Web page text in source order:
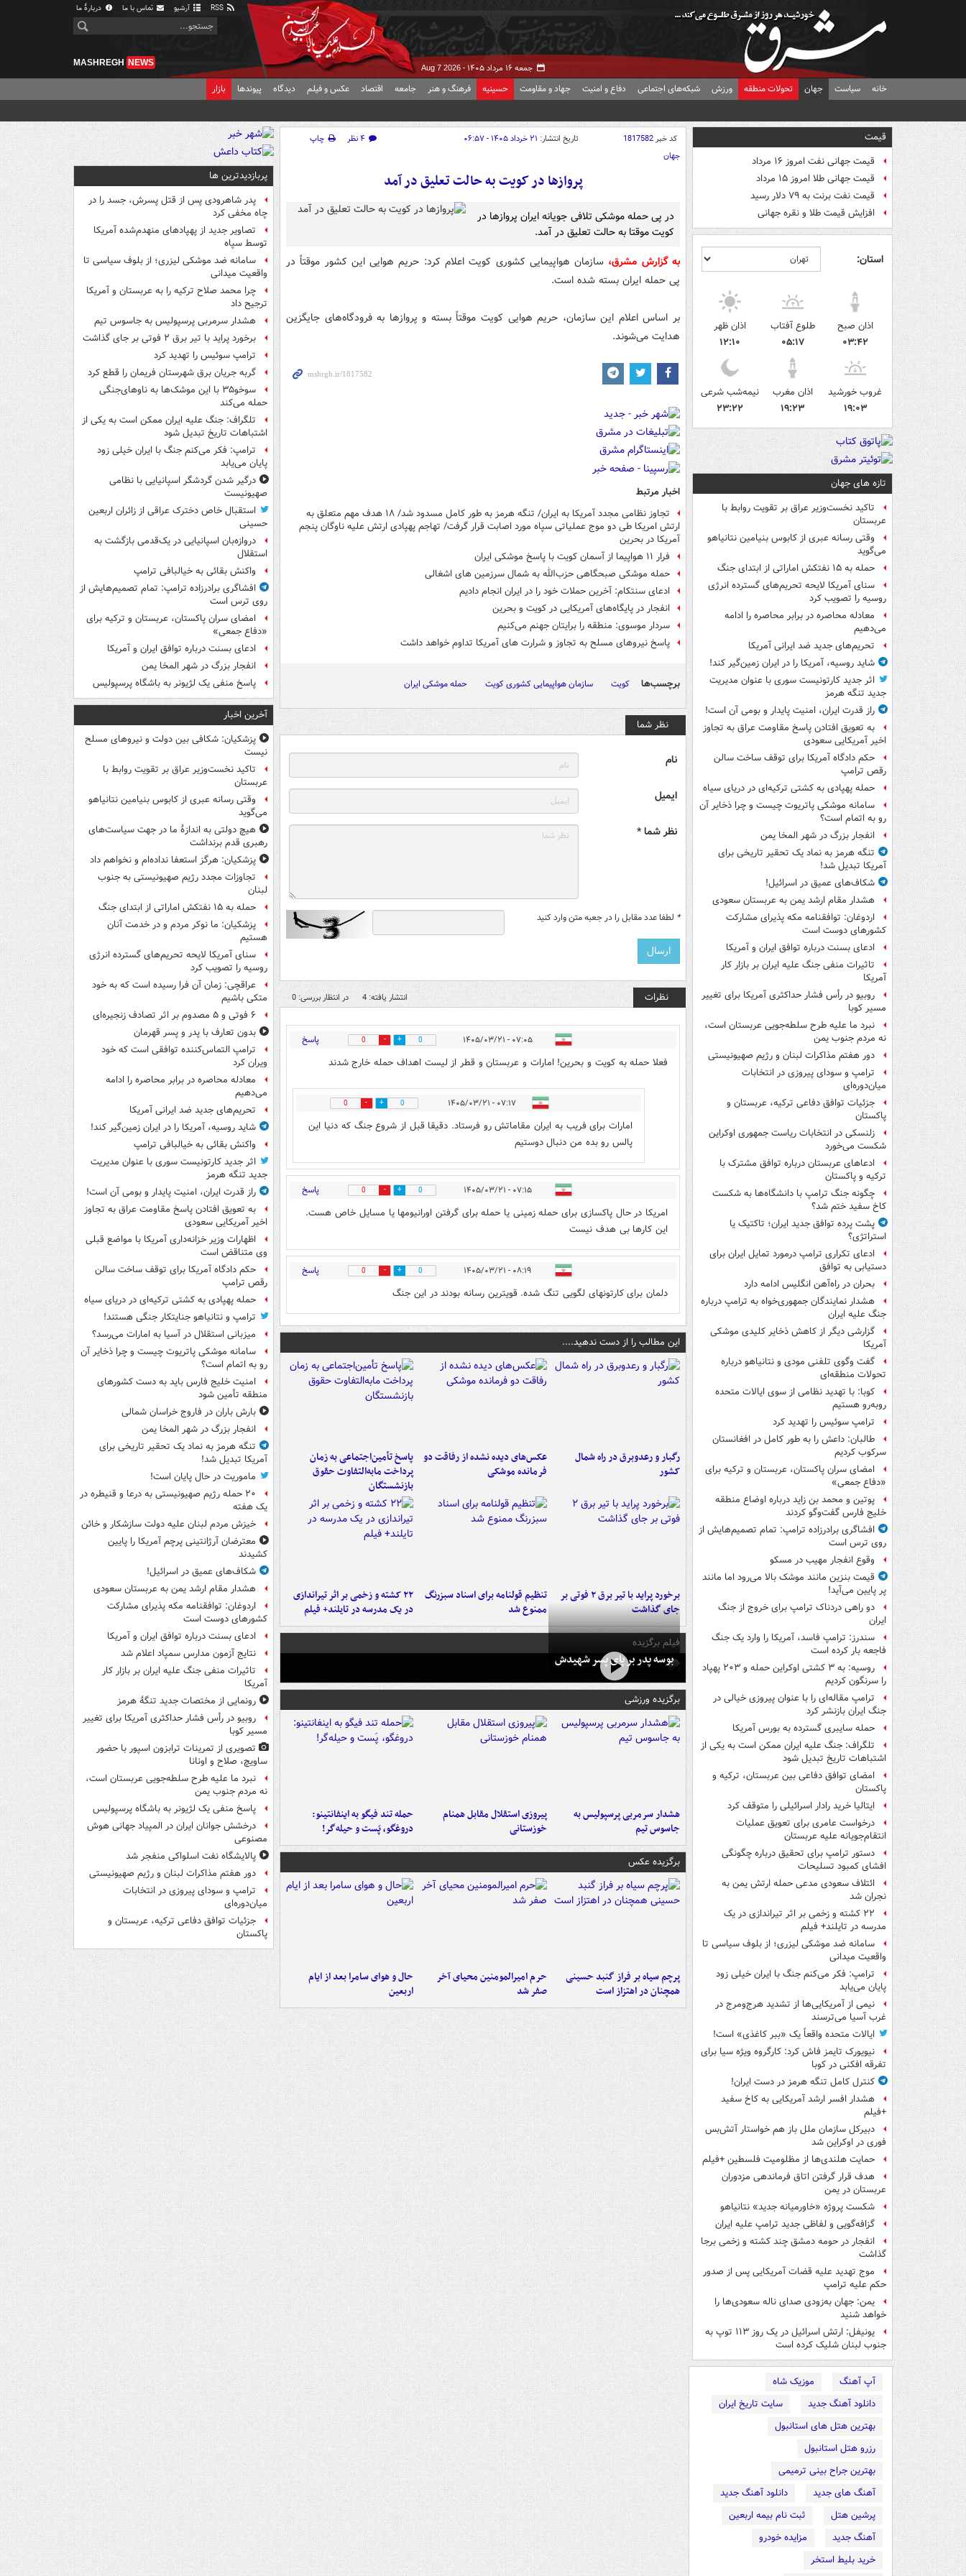
آرشیو تماس با ما دربارهٔ ما
جمعه ۱۶ مرداد ۱۴۰۵ - Aug 7 2026
MASHREGH NEWS
خانه سیاست جهان تحولات منطقه ورزش شبکه‌های اجتماعی دفاع و امنیت جهاد و مقاومت حسینیه فرهنگ و هنر جامعه اقتصاد عکس و فیلم دیدگاه پیوندها بازار
قیمت
قیمت جهانی نفت امروز ۱۶ مرداد
قیمت جهانی طلا امروز ۱۵ مرداد
قیمت نفت برنت به ۷۹ دلار رسید
افزایش قیمت طلا و نقره جهانی
استان:
اذان صبح
۰۳:۴۲
طلوع آفتاب
۰۵:۱۷
اذان ظهر
۱۲:۱۰
غروب خورشید
۱۹:۰۳
اذان مغرب
۱۹:۲۳
نیمه‌شب شرعی
۲۳:۲۲
تازه های جهان
تاکید نخست‌وزیر عراق بر تقویت روابط با
عربستان
وقتی رسانه عبری از کابوس بنیامین نتانیاهو
می‌گوید
حمله به ۱۵ نفتکش‌ اماراتی از ابتدای جنگ
سنای آمریکا لایحه تحریم‌های گسترده انرژی
روسیه را تصویب کرد
معادله محاصره در برابر محاصره را ادامه
می‌دهیم
تحریم‌های جدید ضد ایرانی آمریکا
شاید روسیه، آمریکا را در ایران زمین‌گیر کند!
اثر جدید کارتونیست سوری با عنوان مدیریت
جدید تنگه هرمز
راز قدرت ایران، امنیت پایدار و بومی آن است!
به تعویق افتادن پاسخ مقاومت عراق به تجاوز
اخیر آمریکایی سعودی
حکم دادگاه آمریکا برای توقف ساخت سالن
رقص ترامپ
حمله پهپادی به کشتی ترکیه‌ای در دریای سیاه
سامانه موشکی پاتریوت چیست و چرا ذخایر آن
رو به اتمام است؟
انفجار بزرگ در شهر المخا یمن
تنگه هرمز به نماد یک تحقیر تاریخی برای
آمریکا تبدیل شد!
شکاف‌های عمیق در اسرائیل!
هشدار مقام ارشد یمن به عربستان سعودی
اردوغان: توافقنامه مکه پذیرای مشارکت
کشورهای دوست است
ادعای بسنت درباره توافق ایران و آمریکا
تاثیرات منفی جنگ علیه ایران بر بازار کار
آمریکا
روبیو در رأس فشار حداکثری آمریکا برای تغییر
مسیر کوبا
نبرد ما علیه طرح سلطه‌جویی عربستان است،
نه مردم جنوب یمن
دور هفتم مذاکرات لبنان و رژیم صهیونیستی
ترامپ و سودای پیروزی در انتخابات
میان‌دوره‌ای
جزئیات توافق دفاعی ترکیه، عربستان و
پاکستان
زلنسکی در انتخابات ریاست جمهوری اوکراین
شکست می‌خورد
ادعاهای عربستان درباره توافق مشترک با
ترکیه و پاکستان
چگونه جنگ ترامپ با دانشگاه‌ها به شکست
کاخ سفید ختم شد؟
پشت پرده توافق جدید ایران؛ تاکتیک یا
استراتژی؟
ادعای تکراری ترامپ درمورد تمایل ایران برای
دستیابی به توافق
بحران در راه‌آهن انگلیس ادامه دارد
هشدار نمایندگان جمهوری‌خواه به ترامپ درباره
جنگ علیه ایران
گزارشی دیگر از کاهش ذخایر کلیدی موشکی
آمریکا
گفت وگوی تلفنی مودی و نتانیاهو درباره
تحولات منطقه‌ای
کوبا: با تهدید نظامی از سوی ایالات متحده
روبه‌رو هستیم
ترامپ سوئیس را تهدید کرد
طالبان: داعش را به طور کامل در افغانستان
سرکوب کردیم
امضای سران پاکستان، عربستان و ترکیه برای
«دفاع جمعی»
پوتین و محمد بن زاید درباره اوضاع منطقه
خلیج فارس گفت‌وگو کردند
افشاگری برادرزاده ترامپ: تمام تصمیم‌هایش از
روی ترس است
وقوع انفجار مهیب در مسکو
قیمت بنزین مانند موشک بالا می‌رود اما مانند
پر پایین می‌آید!
دو راهی دردناک ترامپ برای خروج از جنگ
ایران
سندرز: ترامپ فاسد، آمریکا را وارد یک جنگ
فاجعه بار کرده است
روسیه: به ۳ کشتی اوکراین حمله و ۲۰۳ پهپاد
را سرنگون کردیم
ترامپ مقاله‌ای را با عنوان پیروزی خیالی در
جنگ ایران بازنشر کرد
حمله سایبری گسترده به بورس آمریکا
تلگراف: جنگ علیه ایران ممکن است به یکی از
اشتباهات تاریخ تبدیل شود
امضای توافق دفاعی بین عربستان، ترکیه و
پاکستان
ایتالیا خرید رادار اسرائیلی را متوقف کرد
درخواست عامری برای تعویق عملیات
انتقام‌جویانه علیه عربستان
دستور ترامپ برای تحقیق درباره چگونگی
افشای کمبود تسلیحات
ائتلاف سعودی مدعی حمله ارتش یمن به
نجران شد
۲۲ کشته و زخمی بر اثر تیراندازی در یک
مدرسه در تایلند+ فیلم
سامانه ضد موشکی لیزری؛ از بلوف سیاسی تا
واقعیت میدانی
ترامپ: فکر می‌کنم جنگ با ایران خیلی زود
پایان می‌یابد
نیمی از آمریکایی‌ها از تشدید هرج‌ومرج در
غرب آسیا می‌ترسند
ایالات متحده واقعاً یک «ببر کاغذی» است!
نیویورک تایمز فاش کرد: کارگروه ویژه سیا برای
تفرقه افکنی در کوبا
کنترل کامل تنگه هرمز در دست ایران!
هشدار افسر ارشد آمریکایی به کاخ سفید
+فیلم
دبیرکل سازمان ملل باز هم خواستار آتش‌بس
فوری در اوکراین شد
حمایت هلندی‌ها از مظلومیت فلسطین +فیلم
هدف قرار گرفتن اتاق‌ فرماندهی مزدوران
عربستان در یمن
شکست پروژه «خاورمیانه جدید» نتانیاهو
گزافه‌گویی و لفاظی جدید ترامپ علیه ایران
انفجار در حومه دمشق چند کشته و زخمی برجا
گذاشت
موج تهدید علیه قضات آمریکایی پس از صدور
حکم علیه ترامپ
یمن: جهان به‌زودی صدای ناله سعودی‌ها را
خواهد شنید
یونیفل: ارتش اسرائیل در یک روز ۱۱۳ توپ به
جنوب لبنان شلیک کرده است
آپ آهنگ
موزیک شاه
دانلود آهنگ جدید
سایت تاریخ ایران
بهترین هتل های استانبول
رزرو هتل استانبول
بهترین جراح بینی ترمیمی
آهنگ های جدید
دانلود آهنگ جدید
پرشین هتل
ثبت نام بیمه اربعین
آهنگ جدید
مزایده خودرو
خرید بلیط استخر
کد خبر1817582 تاریخ انتشار: ۲۱ خرداد ۱۴۰۵ - ۰۶:۵۷ ۴ نظر
چاپ
جهان
پروازها در کویت به حالت تعلیق در آمد
در پی حمله موشکی تلافی جویانه ایران پروازها در
کویت موقتا به حالت تعلیق در آمد.
به گزارش مشرق، سازمان هواپیمایی کشوری کویت اعلام کرد: حریم هوایی این کشور موقتاً در
پی حمله ایران بسته شده است.
بر اساس اعلام این سازمان، حریم هوایی کویت موقتاً بسته و پروازها به فرودگاه‌های جایگزین
هدایت می‌شوند.
اخبار مرتبط
تجاوز نظامی مجدد آمریکا به ایران/ تنگه هرمز به طور کامل مسدود شد/ ۱۸ هدف مهم متعلق به
ارتش امریکا طی دو موج عملیاتی سپاه مورد اصابت قرار گرفت/ تهاجم پهپادی ارتش علیه ناوگان پنجم
آمریکا در بحرین
فرار ۱۱ هواپیما از آسمان کویت با پاسخ موشکی ایران
حمله موشکی صبحگاهی حزب‌الله به شمال سرزمین های اشغالی
ادعای سنتکام: آخرین حملات خود را در ایران انجام دادیم
انفجار در پایگاه‌های آمریکایی در کویت و بحرین
سردار موسوی: منطقه را برایتان جهنم می‌کنیم
پاسخ نیروهای مسلح به تجاوز و شرارت های آمریکا تداوم خواهد داشت
برچسب‌ها کویت سازمان هواپیمایی کشوری کویت حمله موشکی ایران
نظر شما
نام
ایمیل
نظر شما *
* لطفا عدد مقابل را در جعبه متن وارد کنید
نظرات انتشار یافته: 4 در انتظار بررسی: 0
۰۷:۰۵ - ۱۴۰۵/۰۳/۲۱ 0
0 پاسخ
فعلا حمله به کویت و بحرین! امارات و عربستان و قطر از لیست اهداف حمله خارج شدند
۰۷:۱۷ - ۱۴۰۵/۰۳/۲۱ 0
0
امارات برای فریب به ایران مقاماتش رو فرستاد. دقیقا قبل از شروع جنگ که دنیا این
پالس رو بده من دنبال دوستیم
۰۷:۱۵ - ۱۴۰۵/۰۳/۲۱ 0
0 پاسخ
امریکا در حال پاکسازی برای حمله زمینی یا حمله برای گرفتن اورانیومها یا مسایل خاص هست.
این کارها بی هدف نیست
۰۸:۱۹ - ۱۴۰۵/۰۳/۲۱ 0
0 پاسخ
دلمان برای کارتونهای لگویی تنگ شده. قویترین رسانه بودند در این جنگ
این مطالب را از دست ندهید....
رگبار و رعدوبرق در راه شمال
کشور
عکس‌های دیده نشده از رفاقت دو
فرمانده‌ موشکی
پاسخ تأمین‌اجتماعی به زمان
پرداخت مابه‌التفاوت حقوق
بازنشستگان
برخورد پراید با تیر برق ۲ فوتی بر
جای گذاشت
تنظیم قولنامه برای اسناد سبزرنگ
ممنوع شد
۲۲ کشته و زخمی بر اثر تیراندازی
در یک مدرسه در تایلند+ فیلم
فیلم برگزیده
بوسه‌ پدر بر پای پسر شهیدش
برگزیده ورزشی
هشدار سرمربی پرسپولیس به
جاسوس تیم
پیروزی استقلال مقابل همنام
خوزستانی
حمله تند فیگو به اینفانتینو:
دروغگو، پَست‌ و حیله‌گر!
برگزیده عکس
پرچم سیاه بر فراز گنبد حسینی
همچنان در اهتزاز است
حرم امیرالمومنین محیای آخر
صفر شد
حال و هوای سامرا بعد از ایام
اربعین
پربازدیدترین ها
پدر شاهرودی پس از قتل پسرش، جسد را در
چاه مخفی کرد
تصاویر جدید از پهپادهای منهدم‌شده آمریکا
توسط سپاه
سامانه ضد موشکی لیزری؛ از بلوف سیاسی تا
واقعیت میدانی
چرا محمد صلاح ترکیه را به عربستان و آمریکا
ترجیح داد
هشدار سرمربی پرسپولیس به جاسوس تیم
برخورد پراید با تیر برق ۲ فوتی بر جای گذاشت
ترامپ سوئیس را تهدید کرد
گربه جریان برق شهرستان فریمان را قطع کرد
سوخو۳۵ با این موشک‌ها به ناوهای‌جنگی
حمله می‌کند
تلگراف: جنگ علیه ایران ممکن است به یکی از
اشتباهات تاریخ تبدیل شود
ترامپ: فکر می‌کنم جنگ با ایران خیلی زود
پایان می‌یابد
درگیر شدن گردشگر اسپانیایی با نظامی
صهیونیست
استقبال خاص دخترک عراقی از زائران اربعین
حسینی
دروازه‌بان اسپانیایی در یک‌قدمی بازگشت به
استقلال
واکنش بقائی به خیالبافی ترامپ
افشاگری برادرزاده ترامپ: تمام تصمیم‌هایش از
روی ترس است
امضای سران پاکستان، عربستان و ترکیه برای
«دفاع جمعی»
ادعای بسنت درباره توافق ایران و آمریکا
انفجار بزرگ در شهر المخا یمن
پاسخ منفی یک لژیونر به باشگاه پرسپولیس
آخرین اخبار
پزشکیان: شکافی بین دولت و نیروهای مسلح
نیست
تاکید نخست‌وزیر عراق بر تقویت روابط با
عربستان
وقتی رسانه عبری از کابوس بنیامین نتانیاهو
می‌گوید
هیچ دولتی به اندازۀ ما در جهت سیاست‌های
رهبری قدم برنداشت
پزشکیان: هرگز استعفا نداده‌ام و نخواهم داد
تجاوزات مجدد رژیم صهیونیستی به جنوب
لبنان
حمله به ۱۵ نفتکش‌ اماراتی از ابتدای جنگ
پزشکیان: ما نوکر مردم و در خدمت آنان
هستیم
سنای آمریکا لایحه تحریم‌های گسترده انرژی
روسیه را تصویب کرد
عراقچی: زمان آن فرا رسیده است که به خود
متکی باشیم
۶ فوتی و ۵ مصدوم بر اثر تصادف زنجیره‌ای
بدون تعارف با پدر و پسر قهرمان
ترامپ التماس‌کننده توافقی است که خود
ویران کرد
معادله محاصره در برابر محاصره را ادامه
می‌دهیم
تحریم‌های جدید ضد ایرانی آمریکا
شاید روسیه، آمریکا را در ایران زمین‌گیر کند!
واکنش بقائی به خیالبافی ترامپ
اثر جدید کارتونیست سوری با عنوان مدیریت
جدید تنگه هرمز
راز قدرت ایران، امنیت پایدار و بومی آن است!
به تعویق افتادن پاسخ مقاومت عراق به تجاوز
اخیر آمریکایی سعودی
اظهارات وزیر خزانه‌داری آمریکا با مواضع قبلی
وی متناقض است
حکم دادگاه آمریکا برای توقف ساخت سالن
رقص ترامپ
حمله پهپادی به کشتی ترکیه‌ای در دریای سیاه
ترامپ و نتانیاهو جنایتکار جنگی هستند!
میزبانی استقلال در آسیا به امارات می‌رسد؟
سامانه موشکی پاتریوت چیست و چرا ذخایر آن
رو به اتمام است؟
امنیت خلیج فارس باید به دست کشورهای
منطقه تأمین شود
بارش باران در فاروج خراسان شمالی
انفجار بزرگ در شهر المخا یمن
تنگه هرمز به نماد یک تحقیر تاریخی برای
آمریکا تبدیل شد!
ماموریت در حال پایان است!
۲۰ حمله رژیم صهیونیستی به درعا و قنیطره در
یک هفته
خیزش مردم لبنان علیه دولت سازشکار و خائن
معترضان آرژانتینی پرچم آمریکا را پایین
کشیدند
شکاف‌های عمیق در اسرائیل!
هشدار مقام ارشد یمن به عربستان سعودی
اردوغان: توافقنامه مکه پذیرای مشارکت
کشورهای دوست است
ادعای بسنت درباره توافق ایران و آمریکا
نتایج آزمون مدارس سمپاد اعلام شد
تاثیرات منفی جنگ علیه ایران بر بازار کار
آمریکا
رونمایی از مختصات جدید تنگۀ هرمز
روبیو در رأس فشار حداکثری آمریکا برای تغییر
مسیر کوبا
تصویری از تمرینات ترابزون اسپور با حضور
ساویچ، صلاح و اونانا
نبرد ما علیه طرح سلطه‌جویی عربستان است،
نه مردم جنوب یمن
پاسخ منفی یک لژیونر به باشگاه پرسپولیس
درخشش جوانان ایران در المپیاد جهانی هوش
مصنوعی
پالایشگاه نفت اسلواکی منفجر شد
دور هفتم مذاکرات لبنان و رژیم صهیونیستی
ترامپ و سودای پیروزی در انتخابات
میان‌دوره‌ای
جزئیات توافق دفاعی ترکیه، عربستان و
پاکستان